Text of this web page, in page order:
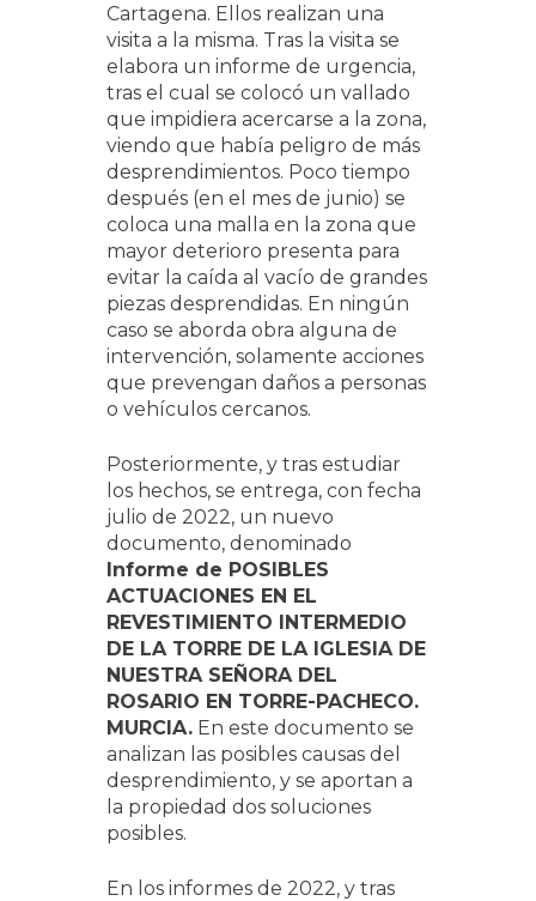
Cartagena. Ellos realizan una
visita a la misma. Tras la visita se
elabora un informe de urgencia,
tras el cual se colocó un vallado
que impidiera acercarse a la zona,
viendo que había peligro de más
desprendimientos. Poco tiempo
después (en el mes de junio) se
coloca una malla en la zona que
mayor deterioro presenta para
evitar la caída al vacío de grandes
piezas desprendidas. En ningún
caso se aborda obra alguna de
intervención, solamente acciones
que prevengan daños a personas
o vehículos cercanos.
Posteriormente, y tras estudiar
los hechos, se entrega, con fecha
julio de 2022, un nuevo
documento, denominado
Informe de POSIBLES
ACTUACIONES EN EL
REVESTIMIENTO INTERMEDIO
DE LA TORRE DE LA IGLESIA DE
NUESTRA SEÑORA DEL
ROSARIO EN TORRE-PACHECO.
MURCIA. En este documento se
analizan las posibles causas del
desprendimiento, y se aportan a
la propiedad dos soluciones
posibles.
En los informes de 2022, y tras